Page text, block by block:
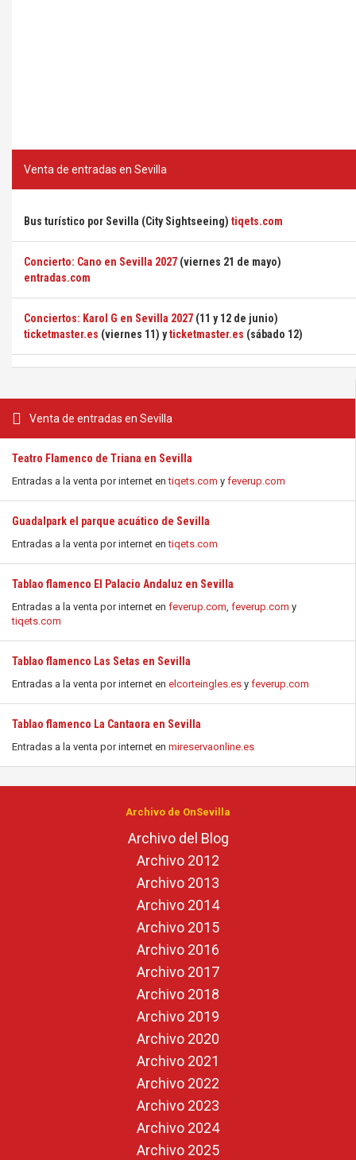
Venta de entradas en Sevilla
Teatro Flamenco de Triana en Sevilla
Entradas a la venta por internet entiqets.com y feverup.com
Guadalpark el parque acuático de Sevilla
Entradas a la venta por internet entiqets.com
Tablao flamenco El Palacio Andaluz en Sevilla
Entradas a la venta por internet en feverup.com, feverup.com y
tiqets.com
Tablao flamenco Las Setas en Sevilla
Entradas a la venta por internet en elcorteingles.es y feverup.com
Tablao flamenco La Cantaora en Sevilla
Entradas a la venta por internet en mireservaonline.es
Venta de entradas en Sevilla
Bus turístico por Sevilla (City Sightseeing) tiqets.com
Concierto: Cano en Sevilla 2027 (viernes 21 de mayo)
entradas.com
Conciertos: Karol G en Sevilla 2027 (11 y 12 de junio)
ticketmaster.es (viernes 11) yticketmaster.es (sábado 12)
Archivo de OnSevilla
Archivo del Blog
Archivo 2012
Archivo 2013
Archivo 2014
Archivo 2015
Archivo 2016
Archivo 2017
Archivo 2018
Archivo 2019
Archivo 2020
Archivo 2021
Archivo 2022
Archivo 2023
Archivo 2024
Archivo 2025